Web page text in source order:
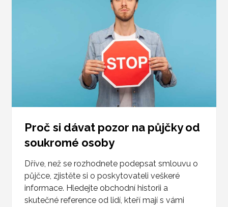
Proč si dávat pozor na půjčky od
soukromé osoby
Dříve, než se rozhodnete podepsat smlouvu o
půjčce, zjistěte si o poskytovateli veškeré
informace. Hledejte obchodní historii a
skutečné reference od lidí, kteří mají s vámi